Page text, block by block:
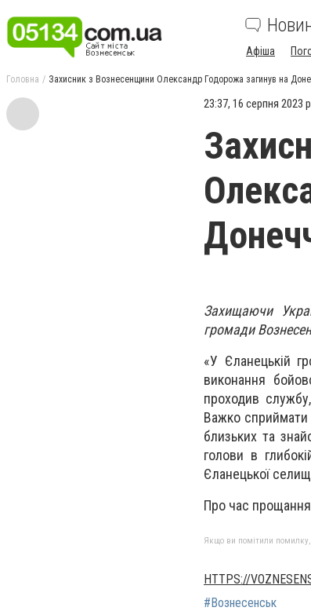
Афіша
Головна Захисник з Вознесенщини Олександр Годорожа загинув на
23:37, 16 серпня 2023
Захищаючи
громади
«У Єланецькій
виконання
проходив
Важко сприймати
близьких та
голови в
Єланецької
Про час
Якщо ви помітили помилку,
HTTPS://
#Вознесенськ